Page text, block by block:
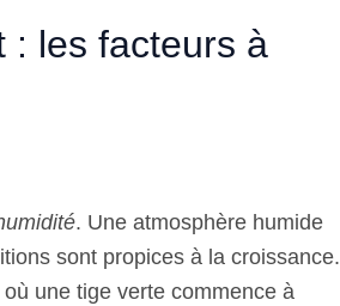
: les facteurs à
. Une atmosphère humide
sont propices à la croissance.
une tige verte commence à